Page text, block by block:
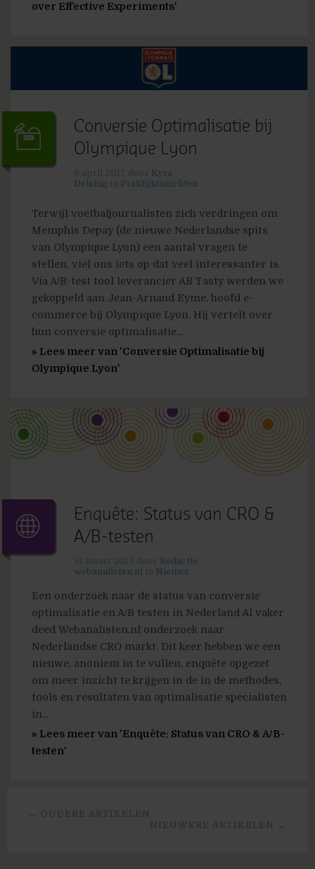
over Effective Experiments'
Conversie Optimalisatie bij
Olympique Lyon
Kyra
Delsing
Praktijkinzichten
Terwijl voetbaljournalisten zich verdringen om
Memphis Depay (de nieuwe Nederlandse spits
van Olympique Lyon) een aantal vragen te
stellen, viel ons iets op dat veel interessanter is.
Via A/B-test tool leverancier AB Tasty werden we
gekoppeld aan Jean-Arnaud Eyme, hoofd e-
commerce bij Olympique Lyon. Hij vertelt over
hun conversie optimalisatie...
» Lees meer van 'Conversie Optimalisatie bij
Olympique Lyon'
Enquête: Status van CRO &
A/B-testen
Redactie
webanalisten.nl
Nieuws
Een onderzoek naar de status van conversie
optimalisatie en A/B testen in Nederland Al vaker
deed Webanalisten.nl onderzoek naar
Nederlandse CRO markt. Dit keer hebben we een
nieuwe, anoniem in te vullen, enquête opgezet
om meer inzicht te krijgen in de in de methodes,
tools en resultaten van optimalisatie specialisten
in...
» Lees meer van 'Enquête: Status van CRO & A/B-
testen'
← OUDERE ARTIKELEN
NIEUWERE ARTIKELEN →